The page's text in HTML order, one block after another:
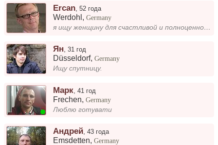
Ercan ,52 года
Werdohl ,Germany
я ищу женщину для счастливой и полноценной жизни
Ян ,31 год
Düsseldorf,Germany
Ищу спутницу.
Марк ,41 год
Frechen,Germany
Люблю готувати
Андрей ,43 года
Emsdetten,Germany